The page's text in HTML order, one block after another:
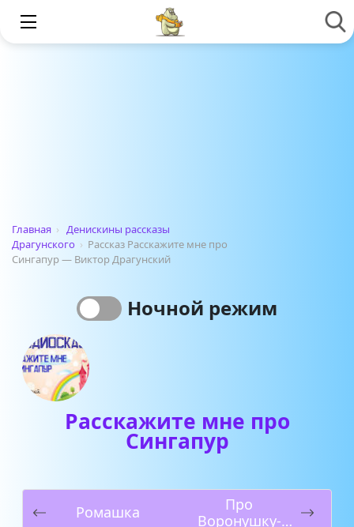
Главная › Денискины рассказы
Драгунского › Рассказ Расскажите мне про
Сингапур — Виктор Драгунский
Ночной режим
Расскажите мне про
Сингапур
Ромашка
Про
Воронушку-